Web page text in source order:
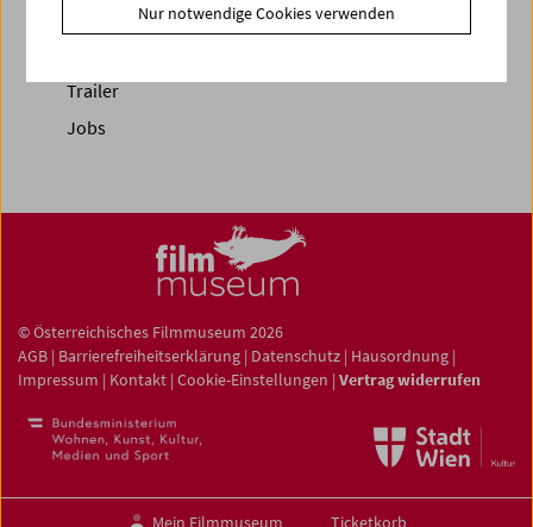
Fotos unserer Gäste
Trailer
Jobs
© Österreichisches Filmmuseum 2026
AGB | Barrierefreiheitserklärung | Datenschutz | Hausordnung |
Impressum | Kontakt | Cookie-Einstellungen | Vertrag widerrufen
Mein Filmmuseum Ticketkorb
Nur notwendige Cookies verwenden